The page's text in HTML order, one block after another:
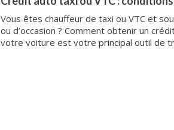
Vous êtes chauffeur de taxi ou VTC et
ou d’occasion ? Comment obtenir un
votre voiture est votre principal outil de